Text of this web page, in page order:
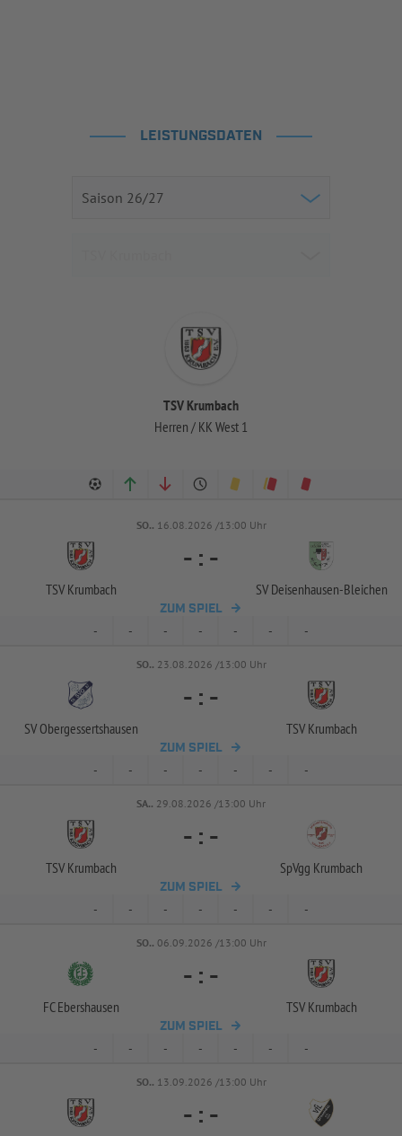
LEISTUNGSDATEN
TSV Krumbach
Herren / KK West 1
SO.. 16.08.2026 /13:00 Uhr
TSV Krumbach
- : -
SV Deisenhausen-Bleichen
ZUM SPIEL
- - - - - - -
SO.. 23.08.2026 /13:00 Uhr
SV Obergessertshausen
- : -
TSV Krumbach
ZUM SPIEL
- - - - - - -
SA.. 29.08.2026 /13:00 Uhr
TSV Krumbach
- : -
SpVgg Krumbach
ZUM SPIEL
- - - - - - -
SO.. 06.09.2026 /13:00 Uhr
FC Ebershausen
- : -
TSV Krumbach
ZUM SPIEL
- - - - - - -
SO.. 13.09.2026 /13:00 Uhr
- : -